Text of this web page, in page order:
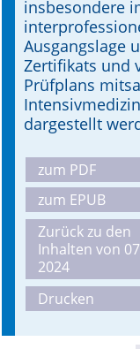
insbesondere
Ausgangslage
Zertifikats und
Prüfplans
dargestellt
zum PDF
zum EPUB
Zurück zu den
Inhalten von
2024
Drucken